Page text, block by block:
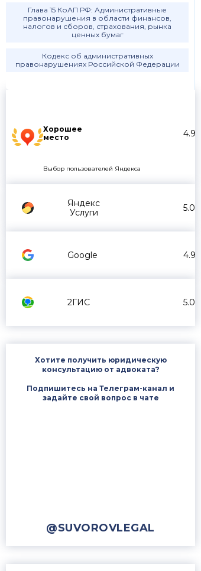
Хорошее
место
4.9
Выбор пользователей Яндекса
Яндекс
Услуги
5.0
Google 4.9
2ГИС 5.0
Хотите получить юридическую
консультацию от адвоката?
Подпишитесь на Телеграм-канал и
задайте свой вопрос в чате
@SUVOROVLEGAL
Глава 15 КоАП РФ: Административные
правонарушения в области финансов,
налогов и сборов, страхования, рынка
ценных бумаг
Кодекс об административных
правонарушениях Российской Федерации